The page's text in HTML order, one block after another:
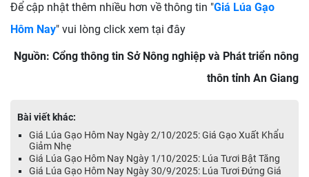
Để cập nhật thêm nhiều hơn về thông tin "Giá Lúa Gạo
Hôm Nay" vui lòng click xem tại đây
Nguồn: Cổng thông tin Sở Nông nghiệp và Phát triển nông
thôn tỉnh An Giang
Bài viết khác:
Giá Lúa Gạo Hôm Nay Ngày 2/10/2025: Giá Gạo Xuất Khẩu
Giảm Nhẹ
Giá Lúa Gạo Hôm Nay Ngày 1/10/2025: Lúa Tươi Bật Tăng
Giá Lúa Gạo Hôm Nay Ngày 30/9/2025: Lúa Tươi Đứng Giá